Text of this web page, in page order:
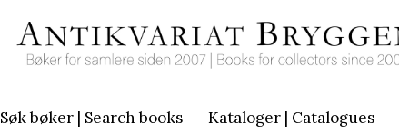
Søk bøker | Search books Kataloger | Catalogues